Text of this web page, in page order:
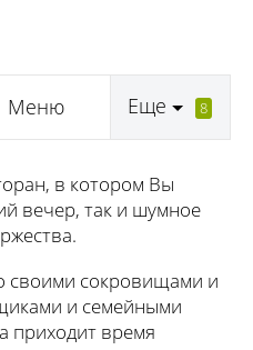
Меню Еще 8
в котором Вы
вечер, так и шумное
своими сокровищами и
и семейными
приходит время